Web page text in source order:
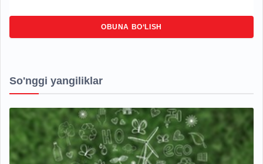
OBUNA BO‘LISH
So'nggi yangiliklar